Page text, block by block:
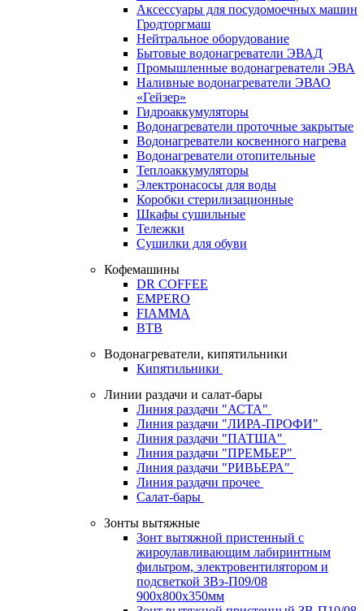
Аксессуары для посудомоечных машин
Гродторгмаш
Нейтральное оборудование
Бытовые водонагреватели ЭВАД
Промышленные водонагреватели ЭВА
Наливные водонагреватели ЭВАО
«Гейзер»
Гидроаккумуляторы
Водонагреватели проточные закрытые
Водонагреватели косвенного нагрева
Водонагреватели отопительные
Теплоаккумуляторы
Электронасосы для воды
Коробки стерилизационные
Шкафы сушильные
Тележки
Сушилки для обуви
Кофемашины
DR COFFEE
EMPERO
FIAMMA
BTB
Водонагреватели, кипятильники
Кипятильники
Линии раздачи и салат-бары
Линия раздачи "АСТА"
Линия раздачи "ЛИРА-ПРОФИ"
Линия раздачи "ПАТША"
Линия раздачи "ПРЕМЬЕР"
Линия раздачи "РИВЬЕРА"
Линия раздачи прочее
Салат-бары
Зонты вытяжные
Зонт вытяжной пристенный с
жироулавливающим лабиринтным
фильтром, электровентилятором и
подсветкой ЗВэ-П09/08
900х800х350мм